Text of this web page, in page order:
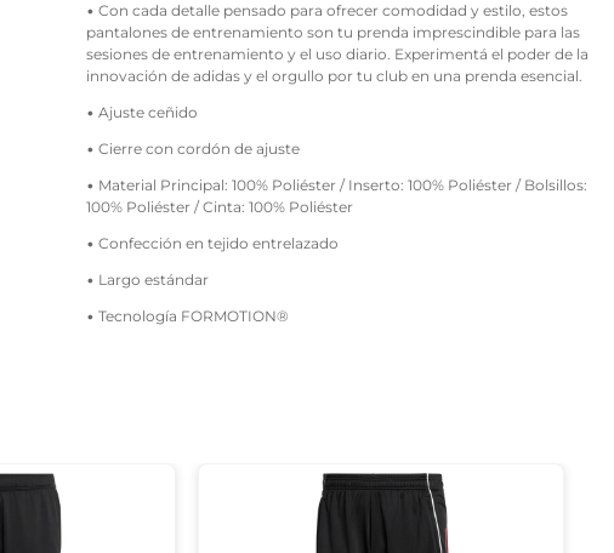
• Con cada detalle pensado para ofrecer comodidad y estilo, estos
pantalones de entrenamiento son tu prenda imprescindible para las
sesiones de entrenamiento y el uso diario. Experimentá el poder de la
innovación de adidas y el orgullo por tu club en una prenda esencial.
• Ajuste ceñido
• Cierre con cordón de ajuste
• Material Principal: 100% Poliéster / Inserto: 100% Poliéster / Bolsillos:
100% Poliéster / Cinta: 100% Poliéster
• Confección en tejido entrelazado
• Largo estándar
• Tecnología FORMOTION®